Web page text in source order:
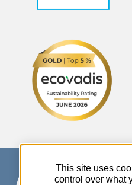
This site uses
control over what